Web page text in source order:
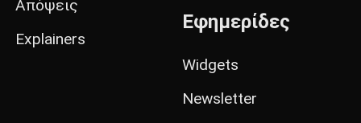
Απόψεις
Explainers
Εφημερίδες
Widgets
Newsletter